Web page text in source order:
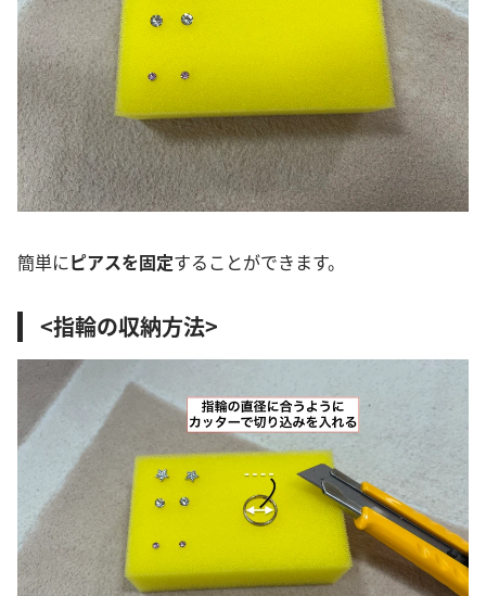
簡単にピアスを固定することができます。
<指輪の収納方法>